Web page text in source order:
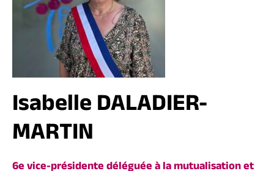
Isabelle DALADIER-
MARTIN